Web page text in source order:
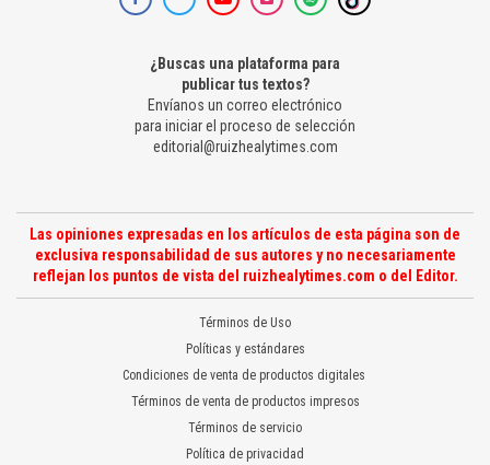
¿Buscas una plataforma para
publicar tus textos?
Envíanos un correo electrónico
para iniciar el proceso de selección
editorial@ruizhealytimes.com
Las opiniones expresadas en los artículos de esta página son de
exclusiva responsabilidad de sus autores y no necesariamente
reflejan los puntos de vista del ruizhealytimes.com o del Editor.
Términos de Uso
Políticas y estándares
Condiciones de venta de productos digitales
Términos de venta de productos impresos
Términos de servicio
Política de privacidad